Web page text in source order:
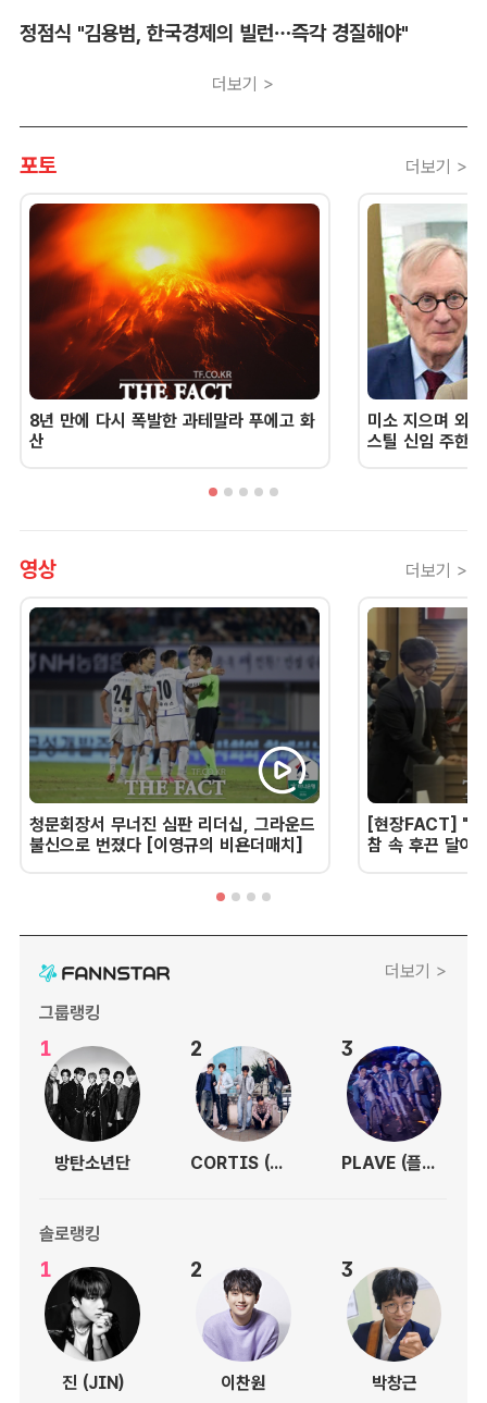
정점식 "김용범, 한국경제의 빌런…즉각 경질해야"
더보기 >
포토 더보기 >
8년 만에 다시 폭발한 과테말라 푸에고 화
산
미소 지으며 외
스틸 신임 주한
영상 더보기 >
청문회장서 무너진 심판 리더십, 그라운드
불신으로 번졌다 [이영규의 비욘더매치]
[현장FACT] "한
참 속 후끈 달아
더보기 >
그룹랭킹
1
방탄소년단
2
CORTIS (코르티스)
3
PLAVE (플레이브)
솔로랭킹
1
진 (JIN)
2
이찬원
3
박창근